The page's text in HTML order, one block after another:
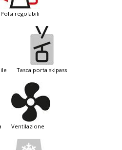
polsi regolabili
tasca porta skipass
ventilazione